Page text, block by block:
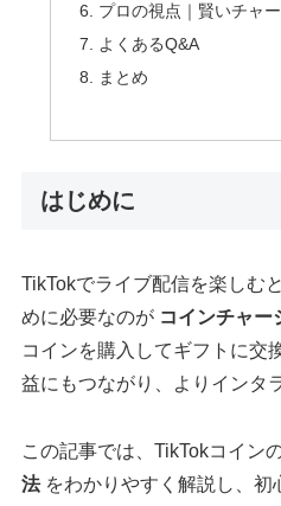
プロの視点｜賢いチャ
よくあるQ&A
まとめ
はじめに
TikTokでライブ配信を楽しむ
めに必要なのが コインチャー
コインを購入してギフトに交
益にもつながり、よりインタ
この記事では、TikTokコイン
法をわかりやすく解説し、初